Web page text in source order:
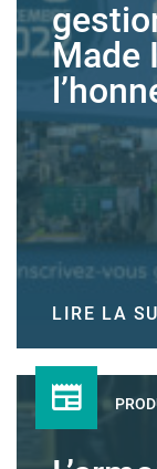
Made
LIRE LA